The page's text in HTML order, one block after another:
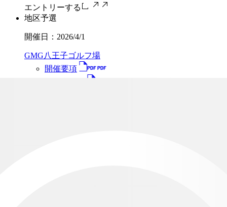
エントリーする
地区予選
開催日： 2026/4/1
GMG八王子ゴルフ場
開催要項